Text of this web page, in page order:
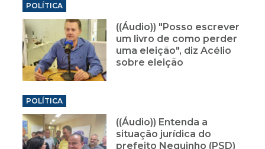
POLÍTICA
((Áudio)) "Posso escrever
um livro de como perder
uma eleição", diz Acélio
sobre eleição
POLÍTICA
((Áudio)) Entenda a
situação jurídica do
prefeito Neguinho (PSD)